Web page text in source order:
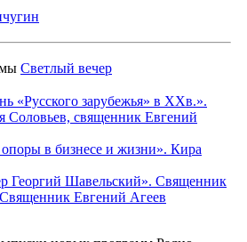
Светлый вечер
«Русского зарубежья» в ХХв.».
Соловьев, священник Евгений
опоры в бизнесе и жизни». Кира
Георгий Шавельский». Священник
Евгений Агеев